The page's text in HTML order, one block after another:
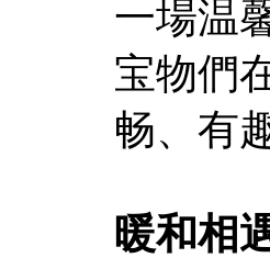
一場温
宝物們
畅、有
暖和相